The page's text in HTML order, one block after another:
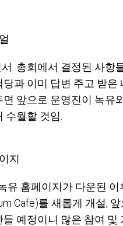
서: 총회에서 결정된 사항
당과 이미 답변 주고 받은
면 앞으로 운영진이 녹유
수월할 것임.
지
유 홈페이지가 다운된
Cafe)를 새롭게 개설,
들 예정이니 많은 참여 및